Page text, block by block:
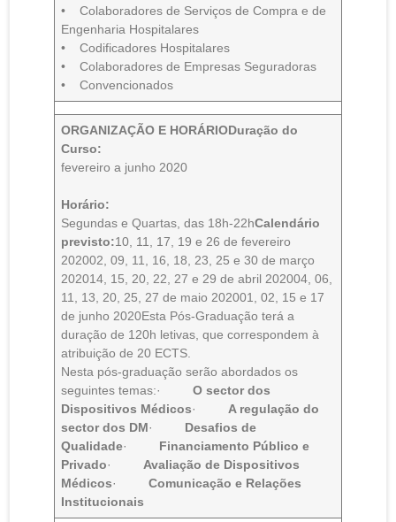
• Colaboradores de Serviços de Compra e de
Engenharia Hospitalares
• Codificadores Hospitalares
• Colaboradores de Empresas Seguradoras
• Convencionados
ORGANIZAÇÃO E HORÁRIODuração do
Curso:
fevereiro a junho 2020
Horário:
Segundas e Quartas, das 18h-22hCalendário
previsto:10, 11, 17, 19 e 26 de fevereiro
202002, 09, 11, 16, 18, 23, 25 e 30 de março
202014, 15, 20, 22, 27 e 29 de abril 202004, 06,
11, 13, 20, 25, 27 de maio 202001, 02, 15 e 17
de junho 2020Esta Pós-Graduação terá a
duração de 120h letivas, que correspondem à
atribuição de 20 ECTS.
Nesta pós-graduação serão abordados os
seguintes temas:·O sector dos
Dispositivos Médicos· A regulação do
sector dos DM· Desafios de
Qualidade· Financiamento Público e
Privado· Avaliação de Dispositivos
Médicos·Comunicação e Relações
Institucionais